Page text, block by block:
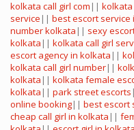
kolkata call girl com ||
service || best escort service
number kolkata || sexy
kolkata || kolkata call girl
escort agency in kolkata ||
kolkata call girl number||
kolkata || kolkata female
kolkata || park street escorts
online booking|| best escort
cheap call girl in kolkata ||